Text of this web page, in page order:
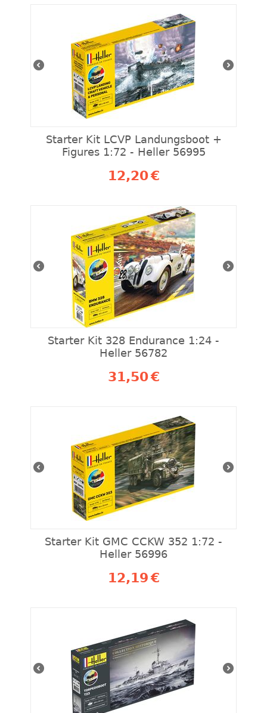
Starter Kit LCVP Landungsboot +
Figures 1:72 - Heller 56995
12,20€
Starter Kit 328 Endurance 1:24 -
Heller 56782
31,50€
Starter Kit GMC CCKW 352 1:72 -
Heller 56996
12,19€